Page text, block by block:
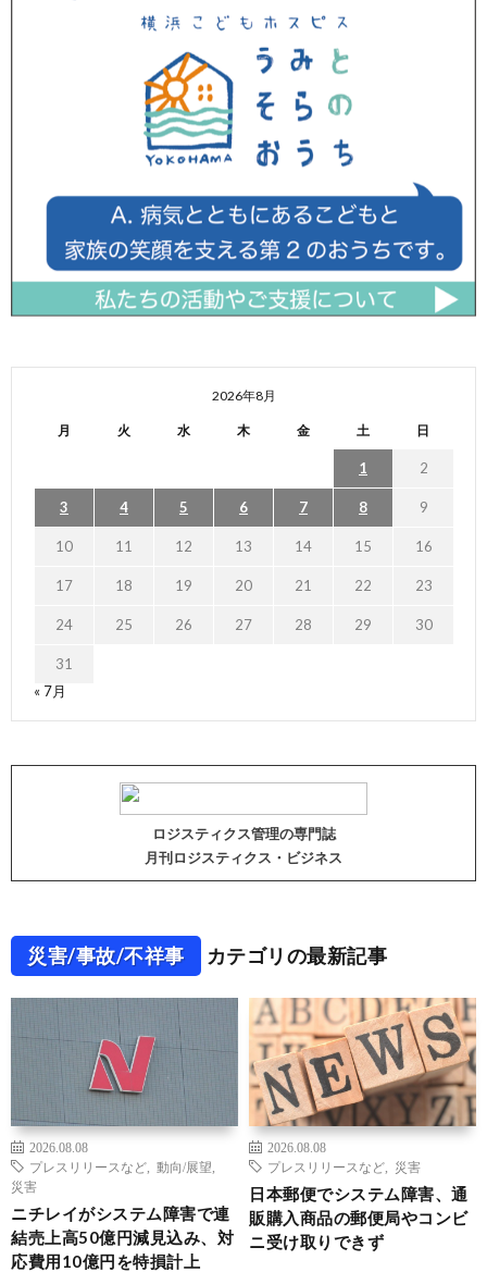
2026年8月
月 火 水 木 金 土 日
1 2
3 4 5 6 7 8 9
10 11 12 13 14 15 16
17 18 19 20 21 22 23
24 25 26 27 28 29 30
31
« 7月
ロジスティクス管理の専門誌
月刊ロジスティクス・ビジネス
災害/事故/不祥事 カテゴリの最新記事
2026.08.08
プレスリリースなど
動向/展望
災害
ニチレイがシステム障害で連
結売上高50億円減見込み、対
応費用10億円を特損計上
2026.08.08
プレスリリースなど
災害
日本郵便でシステム障害、通
販購入商品の郵便局やコンビ
ニ受け取りできず